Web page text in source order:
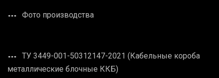
Фото производства
ТУ 3449-001-50312147-2021 (Кабельные короба
металлические блочные ККБ)